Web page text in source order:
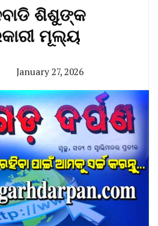
ଶିଶୁଙ୍କ
ମୂଲ୍ୟ
January 27, 2026